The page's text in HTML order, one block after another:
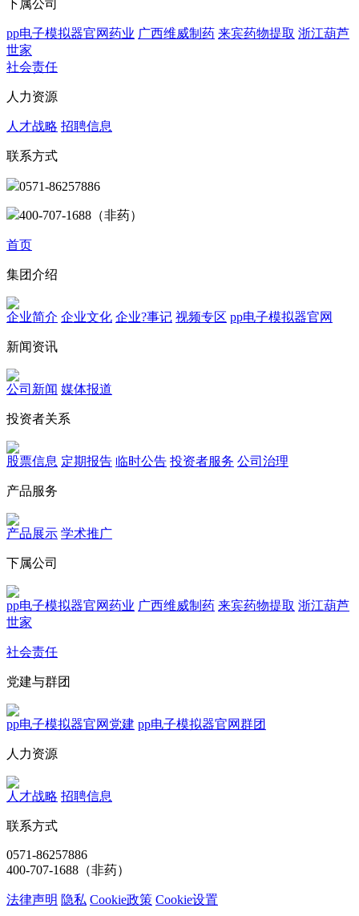
下属公司
pp电子模拟器官网药业 广西维威制药 来宾药物提取 浙江葫芦
世家
社会责任
人力资源
人才战略 招聘信息
联系方式
0571-86257886
400-707-1688（非药）
首页
集团介绍
企业简介 企业文化 企业?事记 视频专区 pp电子模拟器官网
新闻资讯
公司新闻 媒体报道
投资者关系
股票信息 定期报告 临时公告 投资者服务 公司治理
产品服务
产品展示 学术推广
下属公司
pp电子模拟器官网药业 广西维威制药 来宾药物提取 浙江葫芦
世家
社会责任
党建与群团
pp电子模拟器官网党建 pp电子模拟器官网群团
人力资源
人才战略 招聘信息
联系方式
0571-86257886
400-707-1688（非药）
法律声明 隐私 Cookie政策 Cookie设置